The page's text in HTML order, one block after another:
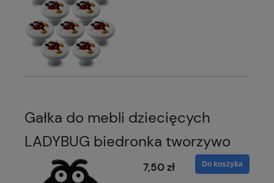
Gałka do mebli dziecięcych
LADYBUG biedronka tworzywo
7,50 zł Do koszyka